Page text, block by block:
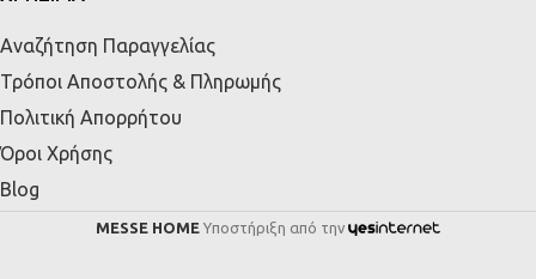
Αναζήτηση Παραγγελίας
Τρόποι Αποστολής & Πληρωμής
Πολιτική Απορρήτου
Όροι Χρήσης
Blog
MESSE HOME Υποστήριξη από την